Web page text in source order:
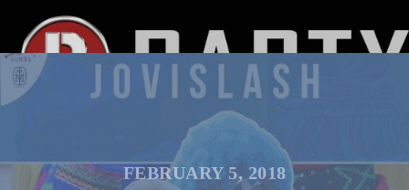
FEBRUARY 5, 2018